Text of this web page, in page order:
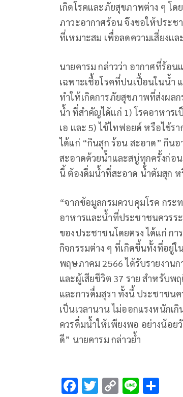
เกิดโรคและภัยสุขภาพต่าง ๆ โด
ภาวะอากาศร้อน จึงขอให้ประ
ที่เหมาะสม เพื่อลดความเสี่ยงแ
นายคารม กล่าวว่า อากาศที่ร้อ
เฉพาะเชื้อโรคที่ปนเปื้อนในน้ำ
ทำให้เกิดการภัยสุขภาพที่ส่งผล
น้ำ ที่สำคัญได้แก่ 1) โรคอาหารเ
เอ และ 5) ไข้ไทฟอยด์ หรือไข้ร
ได้แก่ “กินสุก ร้อน สะอาด” กิน
สะอาดด้วยน้ำและสบู่ทุกครั้งก่อ
นี้ ต้องดื่มน้ำที่สะอาด น้ำต้มสุก
“จากข้อมูลกรมควบคุมโรค กร
อาหารและน้ำที่ประชาชนควรร
ของประชาชนโดยตรง ได้แก่ กา
กิจกรรมต่าง ๆ ที่เกิดขึ้นทั้งที่อยู่
พฤษภาคม 2566 ได้รับรายงานก
และผู้เสียชีวิต 37 ราย สำหรับพ
และการดื่มสุรา ทั้งนี้ ประชาชนค
เป็นเวลานาน ไม่ออกแรงหนักเ
ควรดื่มน้ำให้เพียงพอ อย่างน้อย
ดี” นายคารม กล่าวย้ำ
F T C Li